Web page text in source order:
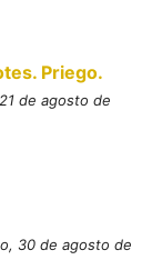
Priego.
de agosto de
30 de agosto de